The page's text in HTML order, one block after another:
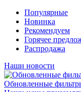
Популярные
Новинка
Рекомендуем
Горячее
Распродажа
Наши новости
Обновленные